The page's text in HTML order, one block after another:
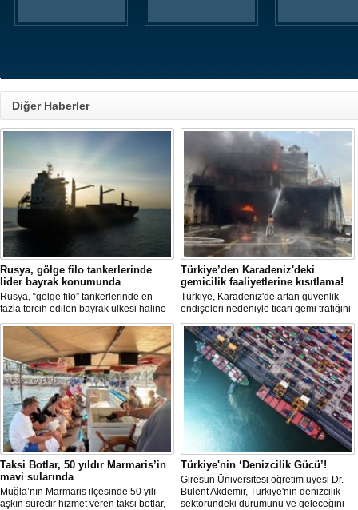
Diğer Haberler
Rusya, gölge filo tankerlerinde
lider bayrak konumunda
Rusya, “gölge filo” tankerlerinde en
fazla tercih edilen bayrak ülkesi haline
geldi. Yaptırım baskısının artmasıyla
birlikte çok sayıda tanker Rus bayrağına
geçerken, bu durum küresel denizcilik
yaptırımlarının uygulanması açısından
yeni bir tablo ortaya koyuyor.
Türkiye’den Karadeniz'deki
gemicilik faaliyetlerine kısıtlama!
Türkiye, Karadeniz'de artan güvenlik
endişeleri nedeniyle ticari gemi trafiğini
kısıtlamaya başladı. Bu durum,
bölgedeki gıda güvenliğini tehdit ediyor.
Taksi Botlar, 50 yıldır Marmaris’in
mavi sularında
Muğla’nın Marmaris ilçesinde 50 yılı
aşkın süredir hizmet veren taksi botlar,
Türkiye'nin ‘Denizcilik Gücü’!
Giresun Üniversitesi öğretim üyesi Dr.
Bülent Akdemir, Türkiye'nin denizcilik
sektöründeki durumunu ve geleceğini